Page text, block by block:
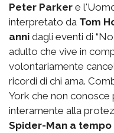
Peter Parker e
interpretato da Tom
anni dagli eventi di
adulto che vive in
volontariamente
ricordi di chi ama.
York che non conosce
interamente alla
Spider-Man a tempo